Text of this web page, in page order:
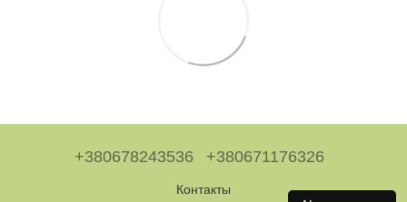
+380678243536 +380671176326
Контакты